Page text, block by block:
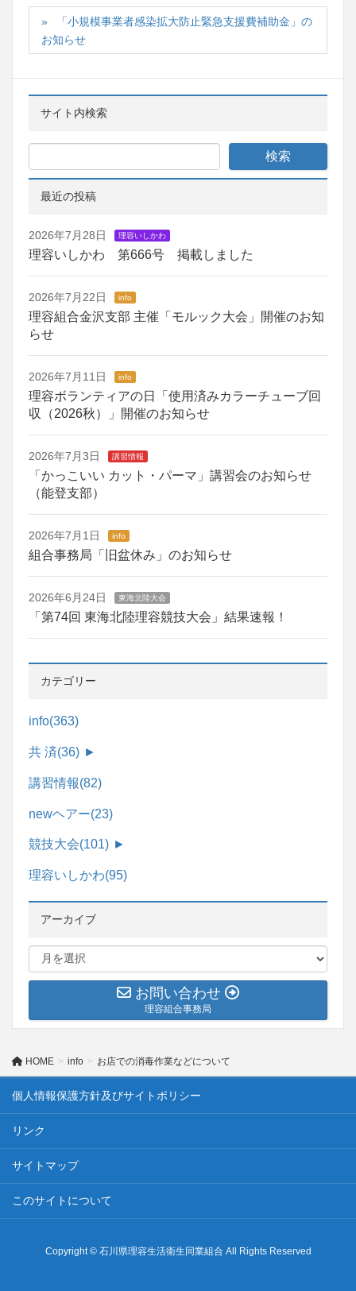
「小規模事業者感染拡大防止緊急支援費補助金」の
お知らせ
サイト内検索
最近の投稿
2026年7月28日 理容いしかわ
理容いしかわ 第666号 掲載しました
2026年7月22日 info
理容組合金沢支部 主催「モルック大会」開催のお知
らせ
2026年7月11日 info
理容ボランティアの日「使用済みカラーチューブ回
収（2026秋）」開催のお知らせ
2026年7月3日 講習情報
「かっこいい カット・パーマ」講習会のお知らせ
（能登支部）
2026年7月1日 info
組合事務局「旧盆休み」のお知らせ
2026年6月24日 東海北陸大会
「第74回 東海北陸理容競技大会」結果速報！
カテゴリー
info(363)
共 済(36) ►
講習情報(82)
newヘアー(23)
競技大会(101) ►
理容いしかわ(95)
アーカイブ
お問い合わせ
理容組合事務局
HOME info お店での消毒作業などについて
個人情報保護方針及びサイトポリシー
リンク
サイトマップ
このサイトについて
Copyright © 石川県理容生活衛生同業組合 All Rights Reserved